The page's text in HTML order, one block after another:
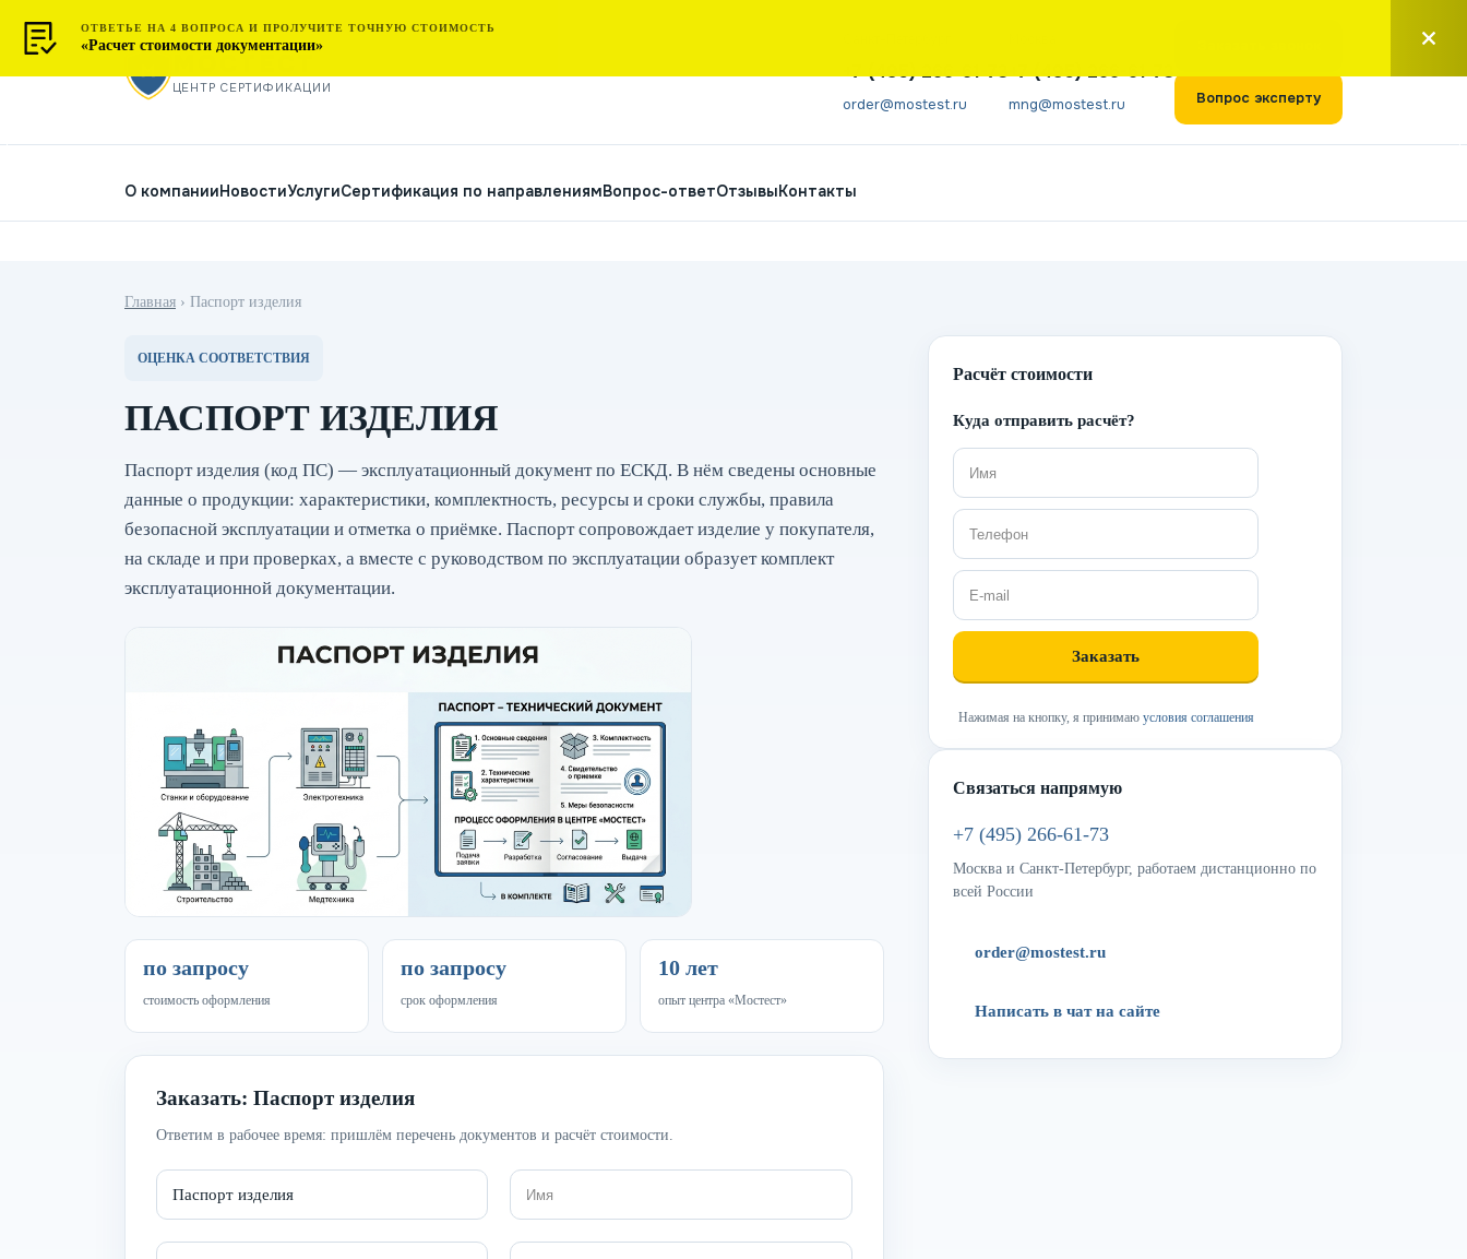
МОСТЕСТ
ЦЕНТР СЕРТИФИКАЦИИ
+7 (495) 266-61-73
order@mostest.ru
+7 (495) 266-61-73
mng@mostest.ru Вопрос эксперту
О компанииНовостиУслугиСертификация по направлениямВопрос-ответОтзывыКонтакты
Главная › Паспорт изделия
ОЦЕНКА СООТВЕТСТВИЯ
ПАСПОРТ ИЗДЕЛИЯ
Паспорт изделия (код ПС) — эксплуатационный документ по ЕСКД. В нём сведены основные
данные о продукции: характеристики, комплектность, ресурсы и сроки службы, правила
безопасной эксплуатации и отметка о приёмке. Паспорт сопровождает изделие у покупателя,
на складе и при проверках, а вместе с руководством по эксплуатации образует комплект
эксплуатационной документации.
по запросу
стоимость оформления
по запросу
срок оформления
10 лет
опыт центра «Мостест»
Заказать: Паспорт изделия
Ответим в рабочее время: пришлём перечень документов и расчёт стоимости.
Расчёт стоимости
Куда отправить расчёт?
Нажимая на кнопку, я принимаю условия соглашения
Связаться напрямую
+7 (495) 266-61-73
Москва и Санкт-Петербург, работаем дистанционно по
всей России
order@mostest.ru
Написать в чат на сайте
ОТВЕТЬЕ НА 4 ВОПРОСА И ПРОЛУЧИТЕ ТОЧНУЮ СТОИМОСТЬ
«Расчет стоимости документации»